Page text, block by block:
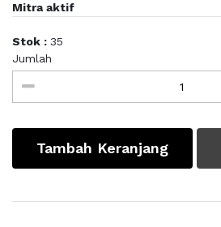
Mitra aktif
Stok : 35
Jumlah
Tambah Keranjang